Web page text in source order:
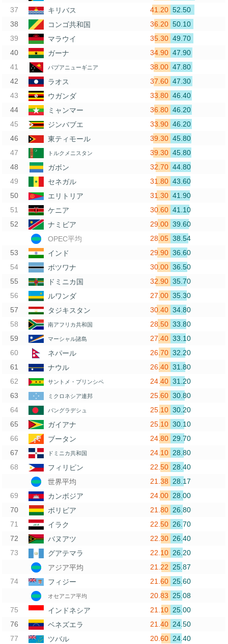
キリバス
41.20 52.50
コンゴ共和国
36.20 50.10
マラウイ
35.30 49.70
ガーナ
34.90 47.90
パプアニューギニア 38.00 47.80
ラオス
37.60 47.30
ウガンダ
33.80 46.40
ミャンマー
36.80 46.20
ジンバブエ
33.90 46.20
東ティモール
39.30 45.80
トルクメニスタン 39.30 45.80
ガボン
32.70 44.80
セネガル
31.80 43.60
エリトリア
31.30 41.90
ケニア
30.60 41.10
ナミビア
29.00 39.60
OPEC平均
28.05 38.54
インド
29.90 36.60
ボツワナ
30.00 36.50
ドミニカ国
32.90 35.70
ルワンダ
27.00 35.30
タジキスタン
30.40 34.80
南アフリカ共和国 28.50 33.80
マーシャル諸島 27.40 33.10
ネパール
26.70 32.20
ナウル
26.40 31.80
サントメ・プリンシペ 24.40 31.20
ミクロネシア連邦 25.60 30.80
バングラデシュ 25.10 30.20
ガイアナ
25.10 30.10
ブータン
24.80 29.70
ドミニカ共和国 24.10 28.80
フィリピン
22.50 28.40
世界平均
21.38 28.17
カンボジア
24.00 28.00
ボリビア
21.80 26.80
イラク
22.50 26.70
バヌアツ
22.30 26.40
グアテマラ
22.10 26.20
アジア平均
21.22 25.87
フィジー
21.60 25.60
オセアニア平均 20.83 25.08
インドネシア
21.10 25.00
ベネズエラ
21.40 24.50
ツバル
20.60 24.40